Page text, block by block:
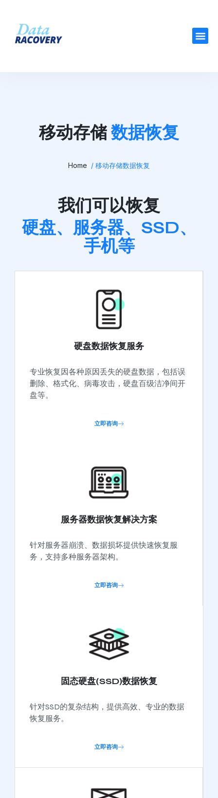
移动存储数据恢复
Home / 移动存储数据恢复
我们可以恢复
硬盘、服务器、SSD、
手机等
硬盘数据恢复服务
专业恢复因各种原因丢失的硬盘数据，包括误
删除、格式化、病毒攻击，硬盘百级洁净间开
盘等。
立即咨询
服务器数据恢复解决方案
针对服务器崩溃、数据损坏提供快速恢复服
务，支持多种服务器架构。
立即咨询
固态硬盘(SSD)数据恢复
针对SSD的复杂结构，提供高效、专业的数据
恢复服务。
立即咨询